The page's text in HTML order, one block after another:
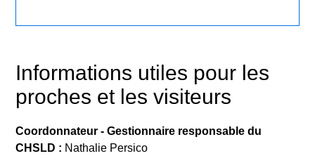
Informations utiles pour les
proches et les visiteurs
Coordonnateur - Gestionnaire responsable du
CHSLD : Nathalie Persico